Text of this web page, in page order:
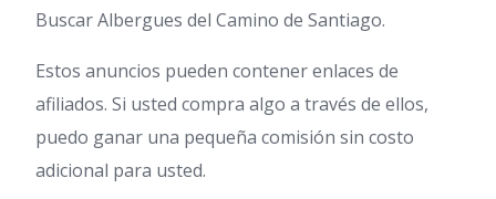
Buscar Albergues del Camino de Santiago.
Estos anuncios pueden contener enlaces de
afiliados. Si usted compra algo a través de ellos,
puedo ganar una pequeña comisión sin costo
adicional para usted.